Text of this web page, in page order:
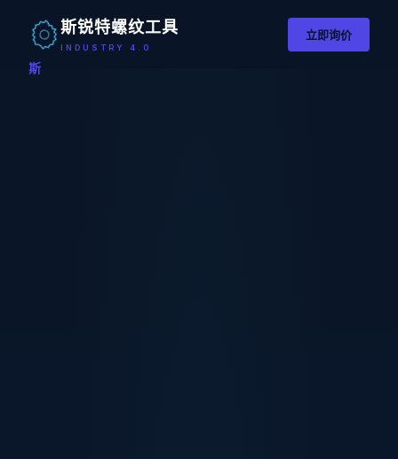
斯
斯锐特螺纹工具
INDUSTRY 4.0
立即询价